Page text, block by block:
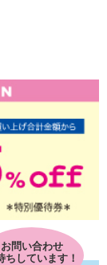
お問い合わせ
ちしています！